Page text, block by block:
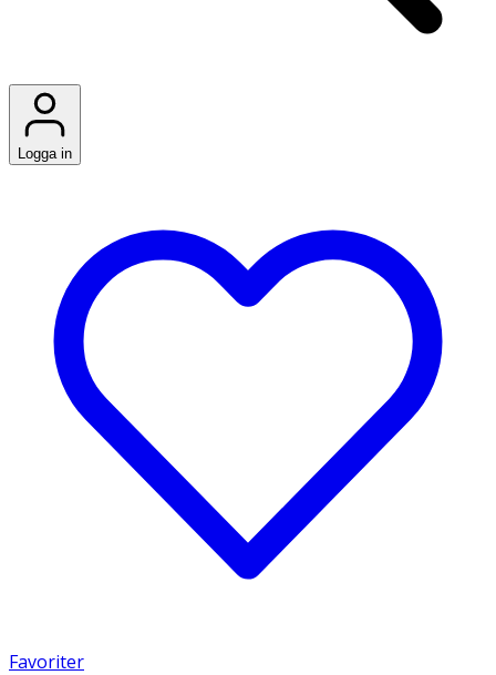
Logga in
Favoriter